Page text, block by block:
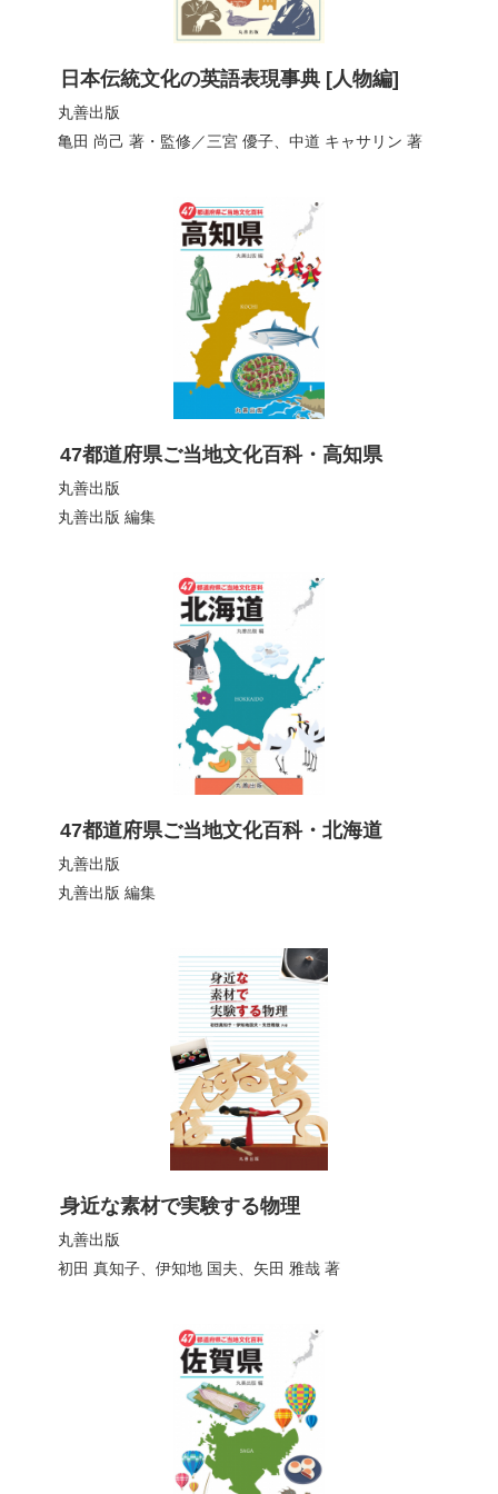
日本伝統文化の英語表現事典 [人物編]
丸善出版
亀田 尚己 著・監修／三宮 優子、 中道 キャサリン 著
47都道府県ご当地文化百科・高知県
丸善出版
丸善出版 編集
47都道府県ご当地文化百科・北海道
丸善出版
丸善出版 編集
身近な素材で実験する物理
丸善出版
初田 真知子、 伊知地 国夫 矢田 雅哉著